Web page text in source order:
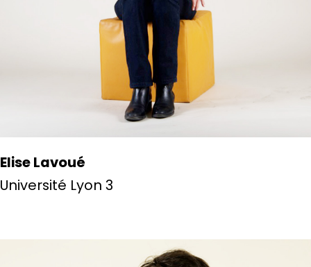
Elise Lavoué
Université Lyon 3